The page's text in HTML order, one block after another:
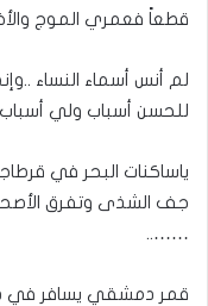
قطعاً فعمري الموج
لم أنس أسماء النساء
للحسن أسباب ولي أسباب
ياساكنات البحر في
جف الشذى وتفرق
……..
قمر دمشقي يسافر